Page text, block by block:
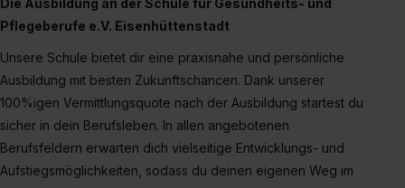
II). Du kannst die von dir erteilte Einwilligung jederzeit mit
Datenschutzerklärung unter dem Punkt „Datenschutz-
Einstellungen“ widerrufen. Weitere Informationen zu den
einzelnen Cookies findest du durch Klick auf „Details
zeigen“. Weitere Informationen:Datenschutzerklärung
Impressum.
Die Ausbildung an der Schule für Gesundheits- und
Pflegeberufe e.V. Eisenhüttenstadt
Unsere Schule bietet dir eine praxisnahe und persönliche
Ausbildung mit besten Zukunftschancen. Dank unserer
100%igen Vermittlungsquote nach der Ausbildung startest du
sicher in dein Berufsleben. In allen angebotenen
Berufsfeldern erwarten dich vielseitige Entwicklungs- und
Aufstiegsmöglichkeiten, sodass du deinen eigenen Weg im